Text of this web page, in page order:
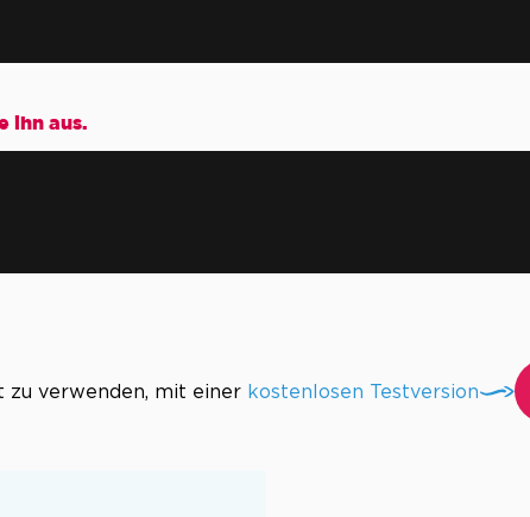
ihn aus.
zu verwenden, mit einer kostenlosen Testversion